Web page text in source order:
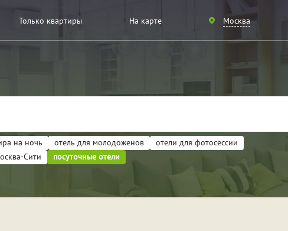
Только квартиры На карте Москва
Санкт-
Москва
на ночь отель для молодоженов
отели для фотосессии
Сити посуточные отели